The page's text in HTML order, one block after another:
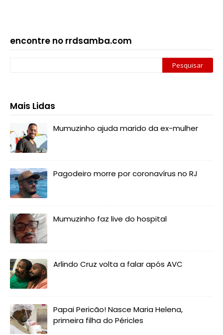
encontre no rrdsamba.com
Mais Lidas
Mumuzinho ajuda marido da ex-mulher
Pagodeiro morre por coronavírus no RJ
Mumuzinho faz live do hospital
Arlindo Cruz volta a falar após AVC
Papai Pericão! Nasce Maria Helena,
primeira filha do Péricles